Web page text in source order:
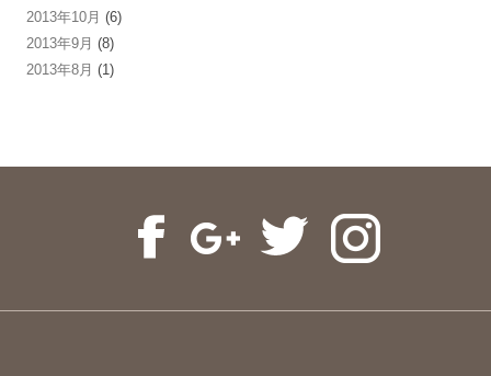
2013年10月 (6)
2013年9月 (8)
2013年8月 (1)